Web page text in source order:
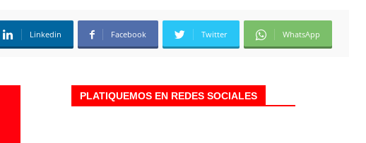
Linkedin Facebook Twitter WhatsApp
PLATIQUEMOS EN REDES SOCIALES